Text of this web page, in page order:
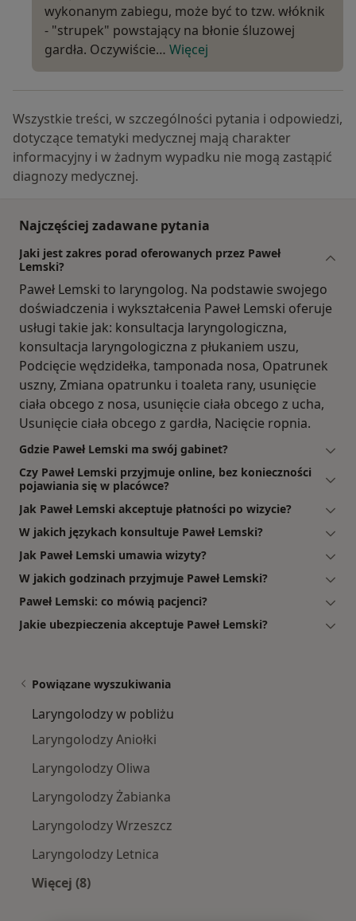
wykonanym zabiegu, może być to tzw. włóknik
- "strupek" powstający na błonie śluzowej
gardła. Oczywiście… Więcej
Wszystkie treści, w szczególności pytania i odpowiedzi,
dotyczące tematyki medycznej mają charakter
informacyjny i w żadnym wypadku nie mogą zastąpić
diagnozy medycznej.
Najczęściej zadawane pytania
Jaki jest zakres porad oferowanych przez Paweł
Lemski?
Paweł Lemski to laryngolog. Na podstawie swojego
doświadczenia i wykształcenia Paweł Lemski oferuje
usługi takie jak: konsultacja laryngologiczna,
konsultacja laryngologiczna z płukaniem uszu,
Podcięcie wędzidełka, tamponada nosa, Opatrunek
uszny, Zmiana opatrunku i toaleta rany, usunięcie
ciała obcego z nosa, usunięcie ciała obcego z ucha,
Usunięcie ciała obcego z gardła, Nacięcie ropnia.
Gdzie Paweł Lemski ma swój gabinet?
Czy Paweł Lemski przyjmuje online, bez konieczności
pojawiania się w placówce?
Jak Paweł Lemski akceptuje płatności po wizycie?
W jakich językach konsultuje Paweł Lemski?
Jak Paweł Lemski umawia wizyty?
W jakich godzinach przyjmuje Paweł Lemski?
Paweł Lemski: co mówią pacjenci?
Jakie ubezpieczenia akceptuje Paweł Lemski?
Powiązane wyszukiwania
Laryngolodzy w pobliżu
Laryngolodzy Aniołki
Laryngolodzy Oliwa
Laryngolodzy Żabianka
Laryngolodzy Wrzeszcz
Laryngolodzy Letnica
Więcej (8)